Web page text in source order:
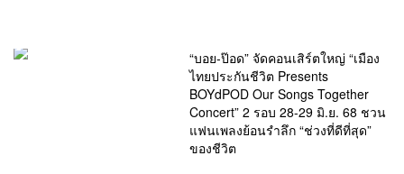
“บอย-ป๊อด” จัดคอนเสิร์ตใหญ่ “เมือง
ไทยประกันชีวิต Presents
BOYdPOD Our Songs Together
Concert” 2 รอบ 28-29 มิ.ย. 68 ชวน
แฟนเพลงย้อนรำลึก “ช่วงที่ดีที่สุด”
ของชีวิต